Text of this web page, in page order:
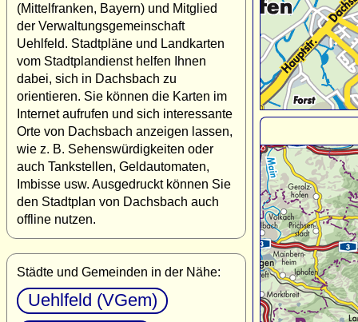
(Mittelfranken, Bayern) und Mitglied
der Verwaltungsgemeinschaft
Uehlfeld. Stadtpläne und Landkarten
vom Stadtplandienst helfen Ihnen
dabei, sich in Dachsbach zu
orientieren. Sie können die Karten im
Internet aufrufen und sich interessante
Orte von Dachsbach anzeigen lassen,
wie z. B. Sehenswürdigkeiten oder
auch Tankstellen, Geldautomaten,
Imbisse usw. Ausgedruckt können Sie
den Stadtplan von Dachsbach auch
offline nutzen.
Städte und Gemeinden in der Nähe:
Uehlfeld (VGem)